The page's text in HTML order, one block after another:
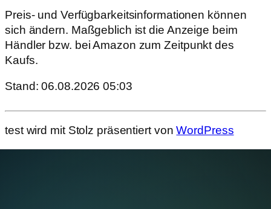
Preis- und Verfügbarkeitsinformationen können
sich ändern. Maßgeblich ist die Anzeige beim
Händler bzw. bei Amazon zum Zeitpunkt des
Kaufs.
Stand: 06.08.2026 05:03
test wird mit Stolz präsentiert vonWordPress